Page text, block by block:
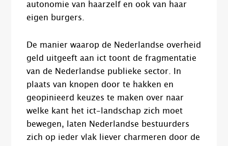
autonomie van haarzelf en ook van haar
eigen burgers.
De manier waarop de Nederlandse overheid
geld uitgeeft aan ict toont de fragmentatie
van de Nederlandse publieke sector. In
plaats van knopen door te hakken en
geopinieerd keuzes te maken over naar
welke kant het ict-landschap zich moet
bewegen, laten Nederlandse bestuurders
zich op ieder vlak liever charmeren door de